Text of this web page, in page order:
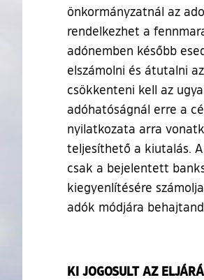
önkormányzatnál az
rendelkezhet a
adónemben később
elszámolni és átutalni
csökkenteni kell az
adóhatóságnál erre a
nyilatkozata arra
teljesíthető a kiutalás.
csak a bejelentett
kiegyenlítésére
adók módjára
KI JOGOSULT AZ